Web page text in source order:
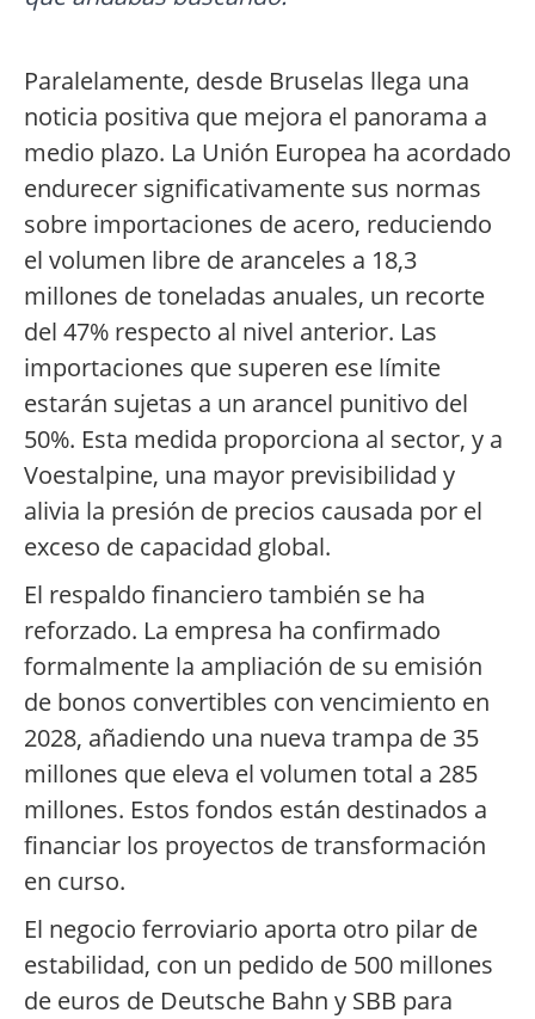
Paralelamente, desde Bruselas llega una
noticia positiva que mejora el panorama a
medio plazo. La Unión Europea ha acordado
endurecer significativamente sus normas
sobre importaciones de acero, reduciendo
el volumen libre de aranceles a 18,3
millones de toneladas anuales, un recorte
del 47% respecto al nivel anterior. Las
importaciones que superen ese límite
estarán sujetas a un arancel punitivo del
50%. Esta medida proporciona al sector, y a
Voestalpine, una mayor previsibilidad y
alivia la presión de precios causada por el
exceso de capacidad global.
El respaldo financiero también se ha
reforzado. La empresa ha confirmado
formalmente la ampliación de su emisión
de bonos convertibles con vencimiento en
2028, añadiendo una nueva trampa de 35
millones que eleva el volumen total a 285
millones. Estos fondos están destinados a
financiar los proyectos de transformación
en curso.
El negocio ferroviario aporta otro pilar de
estabilidad, con un pedido de 500 millones
de euros de Deutsche Bahn y SBB para